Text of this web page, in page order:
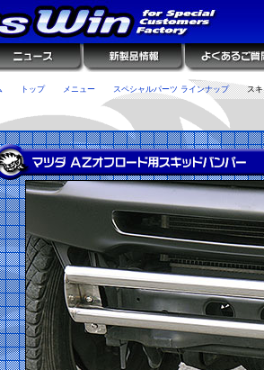
トップ メニュー スペシャルパーツ ラインナップ ス